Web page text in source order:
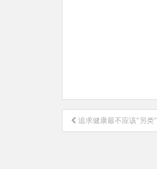
文
章
追求健康最不应该“另类”